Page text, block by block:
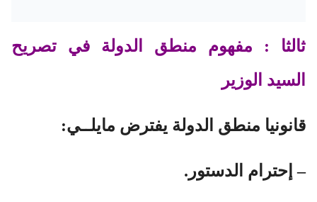
ثالثا : مفهوم منطق الدولة في تصريح
السيد الوزير
قانونيا منطق الدولة يفترض مايلــي:
– إحترام الدستور.